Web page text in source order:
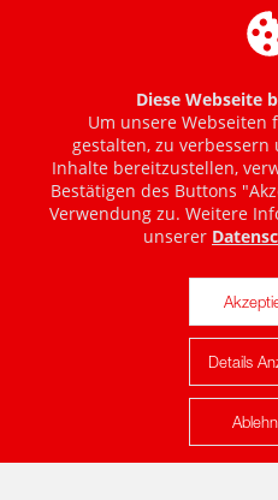
Karte
Diese Webseite
Um unsere Webseiten
gestalten, zu
Inhalte bereitzustellen,
Bestätigen des Buttons
Verwendung zu. Weitere
unserer
Details